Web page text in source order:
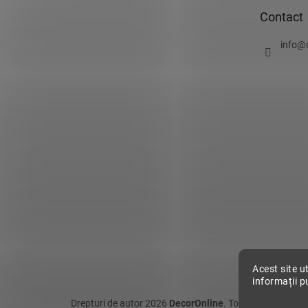
Acest site
informații
Contact
info@
Drepturi de autor 2026 DecorOnline. Toate drepturile